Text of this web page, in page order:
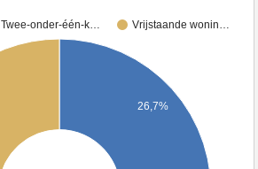
Twee-onder-één-k… Vrijstaande wonin…
26,7%